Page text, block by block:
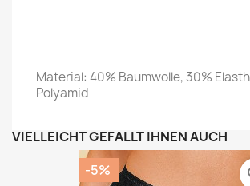
Material: 40% Baumwolle, 30%
Polyamid
VIELLEICHT GEFÄLLT IHNEN AUCH
-5%